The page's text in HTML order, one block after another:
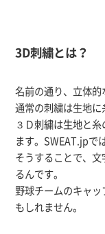
3D刺繍とは？
名前の通り、立体的
通常の刺繍は生地に
３Ｄ刺繍は生地と
ます。SWEAT.jpで
そうすることで、
るんです。
野球チームのキャ
もしれません。